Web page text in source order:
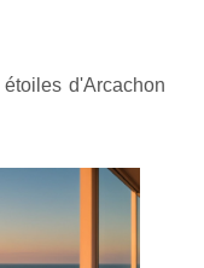
d'Arcachon